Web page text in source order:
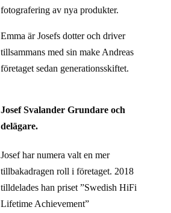
fotografering av nya produkter.
Emma är Josefs dotter och driver
tillsammans med sin make Andreas
företaget sedan generationsskiftet.
Josef Svalander Grundare och
delägare.
Josef har numera valt en mer
tillbakadragen roll i företaget. 2018
tilldelades han priset ”Swedish HiFi
Lifetime Achievement”